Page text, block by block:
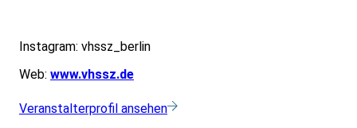
Instagram: vhssz_berlin
Web: www.vhssz.de
Veranstalterprofil ansehen